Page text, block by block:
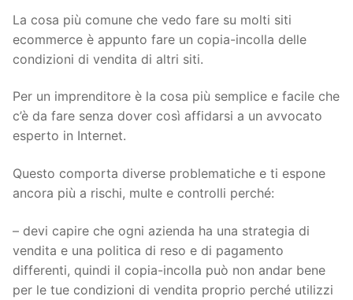
La cosa più comune che vedo fare su molti siti
ecommerce è appunto fare un copia-incolla delle
condizioni di vendita di altri siti.
Per un imprenditore è la cosa più semplice e facile che
c’è da fare senza dover così affidarsi a un avvocato
esperto in Internet.
Questo comporta diverse problematiche e ti espone
ancora più a rischi, multe e controlli perché:
– devi capire che ogni azienda ha una strategia di
vendita e una politica di reso e di pagamento
differenti, quindi il copia-incolla può non andar bene
per le tue condizioni di vendita proprio perché utilizzi